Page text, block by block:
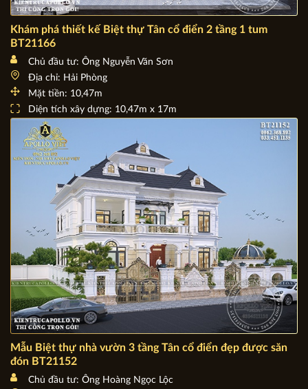
Khám phá thiết kế Biệt thự Tân cổ điển 2 tầng 1 tum
BT21166
Chủ đầu tư: Ông Nguyễn Văn Sơn
Địa chỉ: Hải Phòng
Mặt tiền: 10,47m
Diện tích xây dựng: 10,47m x 17m